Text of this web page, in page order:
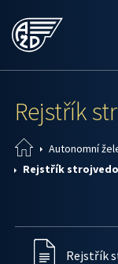
Rejstřík
Autonomní
Rejstřík
Rejstřík